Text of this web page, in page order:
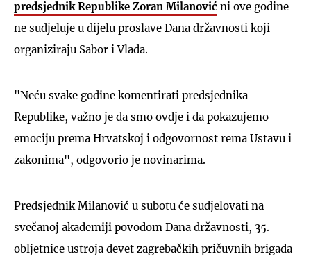
predsjednik Republike Zoran Milanović ni ove godine
ne sudjeluje u dijelu proslave Dana državnosti koji
organiziraju Sabor i Vlada.
"Neću svake godine komentirati predsjednika
Republike, važno je da smo ovdje i da pokazujemo
emociju prema Hrvatskoj i odgovornost rema Ustavu i
zakonima", odgovorio je novinarima.
Predsjednik Milanović u subotu će sudjelovati na
svečanoj akademiji povodom Dana državnosti, 35.
obljetnice ustroja devet zagrebačkih pričuvnih brigada